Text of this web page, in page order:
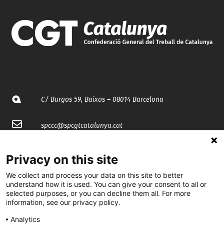
C/ Burgos 59, Baixos – 08014 Barcelona
spccc@spcgtcatalunya.cat
@CGTCatalunya
cgtcatalunya
CGTCatalunya
Privacy on this site
We collect and process your data on this site to better
understand how it is used. You can give your consent to all or
selected purposes, or you can decline them all. For more
information, see our privacy policy.
Analytics